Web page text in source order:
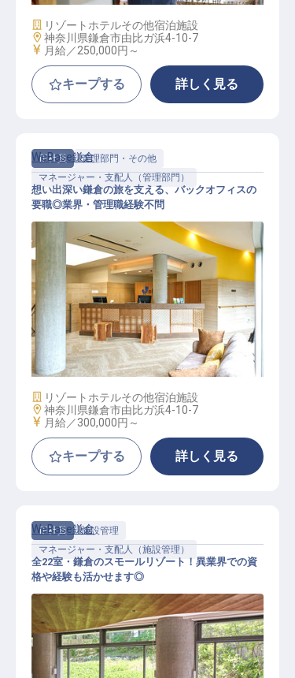
施設業態
リゾートホテルその他宿泊施設
勤務地
神奈川県鎌倉市由比ガ浜4-10-7
給与
月給／250,000円～
キープする 詳しく見る
正社員
管理部門・その他
マネージャー・支配人（管理部門）
経理マネージャー候補│由比ヶ浜駅3
分／月給30万以上／残業月平均10h
WeBase鎌倉
想い出深い鎌倉の旅を支える、バックオフィスの
要職◎業界・管理職経験不問
施設業態
リゾートホテルその他宿泊施設
勤務地
神奈川県鎌倉市由比ガ浜4-10-7
給与
月給／300,000円～
キープする 詳しく見る
正社員
施設管理
マネージャー・支配人（施設管理）
WeBase鎌倉
全22室・鎌倉のスモールリゾート！異業界での資
格や経験も活かせます◎